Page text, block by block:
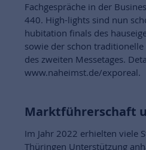
Fachgespräche in der
440. High-lights sind nun
hubitation finals des
sowie der schon traditionelle
des zweiten Messetages.
www.naheimst.de/exporeal.
Marktführerschaft
Im Jahr 2022 erhielten viele
Thüringen Unterstützung